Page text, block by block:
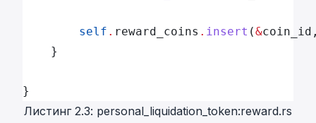
        self
. reward_coins . insert (&
    }
}
Листинг 2.3: personal_liquidation_token:reward.rs